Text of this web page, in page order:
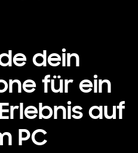
dein
für ein
auf
PC